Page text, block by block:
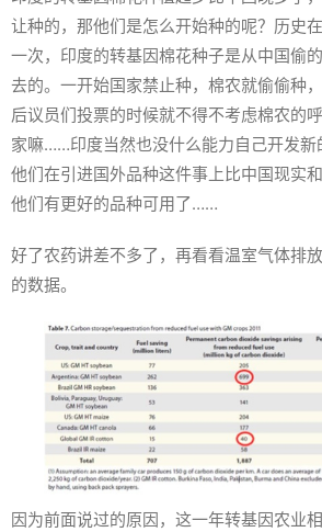
让种的，那他们是怎么开始种的呢？历史
一次，印度的转基因棉花种子是从中国偷
去的。一开始国家禁止种，棉农就偷偷种
后议员们投票的时候就不得不考虑棉农的
家嘛……印度当然也没什么能力自己开发新
他们在引进国外品种这件事上比中国现实
他们有更好的品种可用了……
好了农药讲差不多了，再看看温室气体排
的数据。
因为前面说过的原因，这一年转基因农业